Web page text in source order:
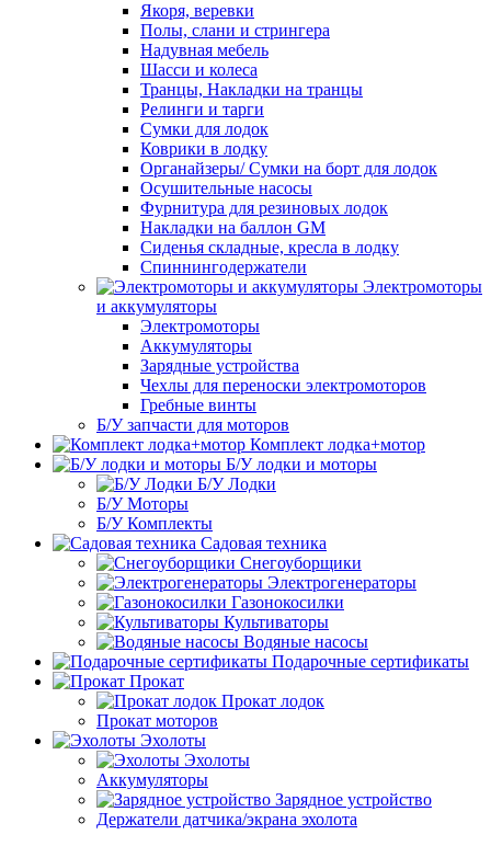
Якоря, веревки
Полы, слани и стрингера
Надувная мебель
Шасси и колеса
Транцы, Накладки на транцы
Релинги и тарги
Сумки для лодок
Коврики в лодку
Органайзеры/ Сумки на борт для лодок
Осушительные насосы
Фурнитура для резиновых лодок
Накладки на баллон GM
Сиденья складные, кресла в лодку
Спиннингодержатели
Электромоторы
и аккумуляторы
Электромоторы
Аккумуляторы
Зарядные устройства
Чехлы для переноски электромоторов
Гребные винты
Б/У запчасти для моторов
Комплект лодка+мотор
Б/У лодки и моторы
Б/У Лодки
Б/У Моторы
Б/У Комплекты
Садовая техника
Снегоуборщики
Электрогенераторы
Газонокосилки
Культиваторы
Водяные насосы
Подарочные сертификаты
Прокат
Прокат лодок
Прокат моторов
Эхолоты
Эхолоты
Аккумуляторы
Зарядное устройство
Держатели датчика/экрана эхолота